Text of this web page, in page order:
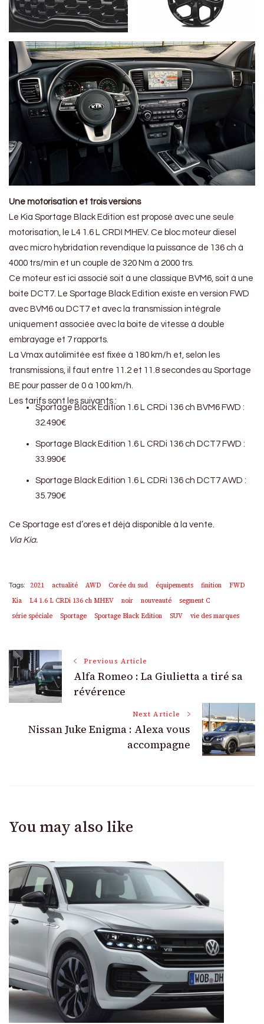
Une motorisation et trois versions
Le Kia Sportage Black Edition est proposé avec une seule
motorisation, le L4 1.6 L CRDI MHEV. Ce bloc moteur diesel
avec micro hybridation revendique la puissance de 136 ch à
4000 trs/min et un couple de 320 Nm à 2000 trs.
Ce moteur est ici associé soit à une classique BVM6, soit à une
boite DCT7. Le Sportage Black Edition existe en version FWD
avec BVM6 ou DCT7 et avec la transmission intégrale
uniquement associée avec la boite de vitesse à double
embrayage et 7 rapports.
La Vmax autolimitée est fixée à 180 km/h et, selon les
transmissions, il faut entre 11.2 et 11.8 secondes au Sportage
BE pour passer de 0 à 100 km/h.
Les tarifs sont les suivants :
Sportage Black Edition 1.6 L CRDi 136 ch BVM6 FWD :
32.490€
Sportage Black Edition 1.6 L CRDi 136 ch DCT7 FWD :
33.990€
Sportage Black Edition 1.6 L CDRi 136 ch DCT7 AWD :
35.790€
Ce Sportage est d’ores et déjà disponible à la vente.
Via Kia.
Tags: 2021 actualité AWD Corée du sud équipements finition
FWD
Kia
L4 1.6 L CRDi 136 ch MHEV noir nouveauté
segment C
série spéciale
Sportage Sportage Black Edition SUV vie des marques
Post
Navigation
Previous Article
Alfa Romeo : La Giulietta a tiré sa
révérence
Next Article
Nissan Juke Enigma : Alexa vous
accompagne
You may also like